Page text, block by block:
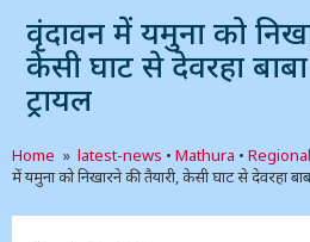
वृंदावन में यमुना को
केसी घाट से देवरहा
ट्रायल
Home » latest-news • Mathura • Regional
में यमुना को निखारने की तैयारी, केसी घाट से देवरहा